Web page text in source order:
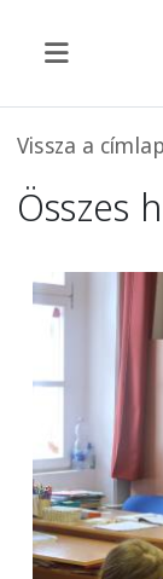
Morzsa
Vissza a
Összes
Image